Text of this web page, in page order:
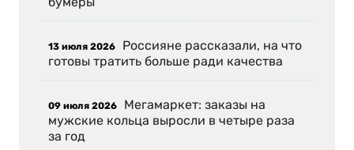
13 июля 2026 Россияне рассказали, на что
готовы тратить больше ради качества
09 июля 2026 Мегамаркет: заказы на
мужские кольца выросли в четыре раза
за год